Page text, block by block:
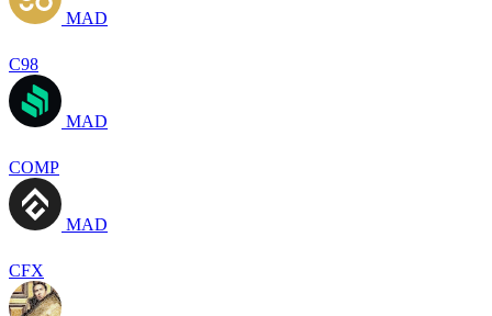
MAD
C98
MAD
COMP
MAD
CFX